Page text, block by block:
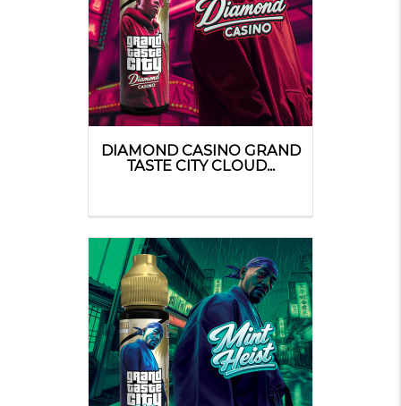
DIAMOND CASINO GRAND
TASTE CITY CLOUD...